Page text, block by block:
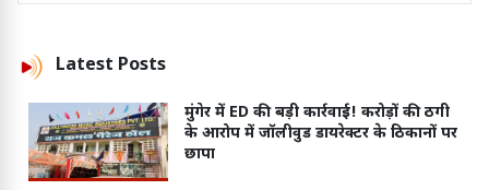
Latest Posts
मुंगेर में ED की बड़ी कार्रवाई! करोड़ों की ठगी
के आरोप में जॉलीवुड डायरेक्टर के ठिकानों पर
छापा